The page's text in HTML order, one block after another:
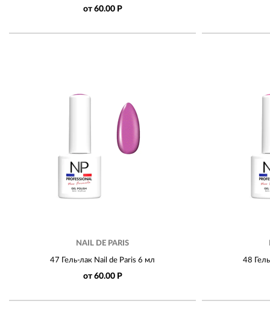
от 60.00 Р
NAIL DE PARIS
47 Гель-лак Nail de Paris 6 мл
от 60.00 Р
48